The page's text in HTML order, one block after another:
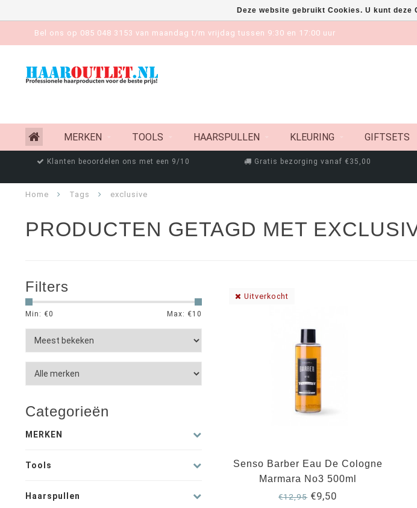
Bel ons op 085 048 3153 van maandag t/m vrijdag tussen 9:30 en 17:00 uur
MERKEN TOOLS HAARSPULLEN KLEURING GIFTSETS
Klanten beoordelen ons met een 9/10 Gratis bezorging vanaf €35,00
Home Tags exclusive
PRODUCTEN GETAGD MET
Filters
Min: €0 Max: €10
Categorieën
MERKEN
Tools
Haarspullen
Uitverkocht
Senso Barber Eau De Cologne
Marmara No3 500ml
€12,95€9,50
Deze website gebruikt Cookies. U kunt deze